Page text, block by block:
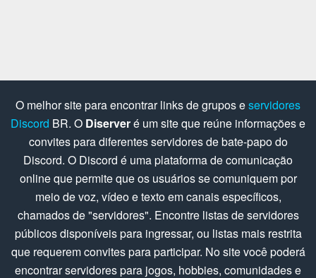
O melhor site para encontrar links de grupos eservidores
Discord BR. O Diserveré um site que reúne informações e
convites para diferentes servidores de bate-papo do
Discord. O Discord é uma plataforma de comunicação
online que permite que os usuários se comuniquem por
meio de voz, vídeo e texto em canais específicos,
chamados de "servidores". Encontre listas de servidores
públicos disponíveis para ingressar, ou listas mais restrita
que requerem convites para participar. No site você poderá
encontrar servidores para jogos, hobbies, comunidades e